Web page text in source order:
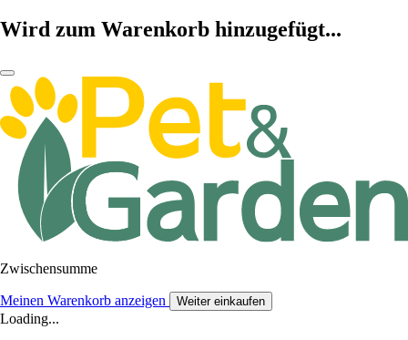
Wird zum Warenkorb hinzugefügt...
Zwischensumme
Meinen Warenkorb anzeigen Weiter einkaufen
Loading...